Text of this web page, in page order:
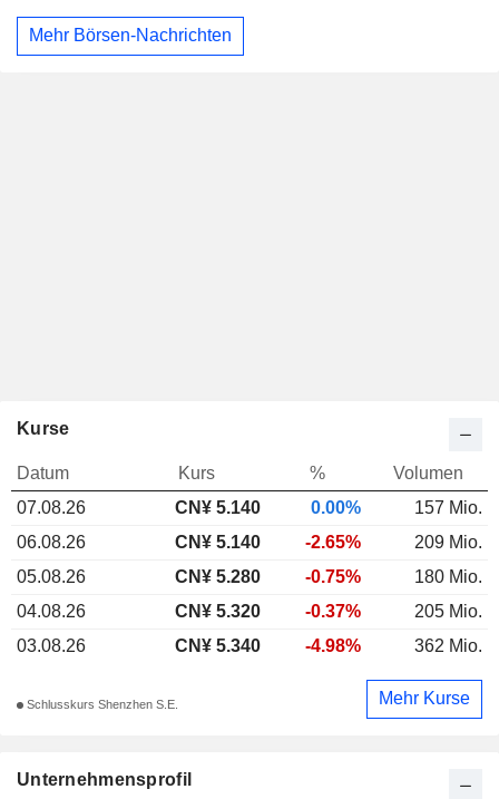
Mehr Börsen-Nachrichten
Unternehmensprofil
Kurse
Datum Kurs %
Volumen
07.08.26
CN¥ 5.140 0.00%
157 Mio.
06.08.26
CN¥ 5.140 -2.65%
209 Mio.
05.08.26
CN¥ 5.280 -0.75%
180 Mio.
04.08.26
CN¥ 5.320 -0.37%
205 Mio.
03.08.26
CN¥ 5.340 -4.98% 362 Mio.
Schlusskurs Shenzhen S.E. Mehr Kurse